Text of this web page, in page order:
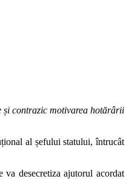
contrazic motivarea hotărârii
al șefului statului, întrucât
desecretiza ajutorul acordat